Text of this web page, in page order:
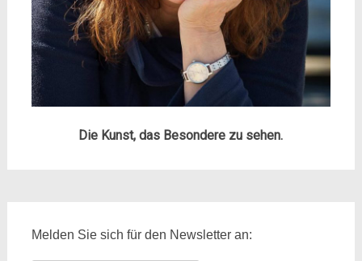
Die Kunst, das Besondere zu sehen.
Melden Sie sich für den Newsletter an: